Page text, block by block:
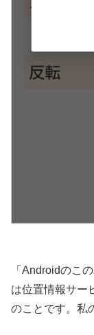
「Androidのこ
は位置情報サー
のことです。私